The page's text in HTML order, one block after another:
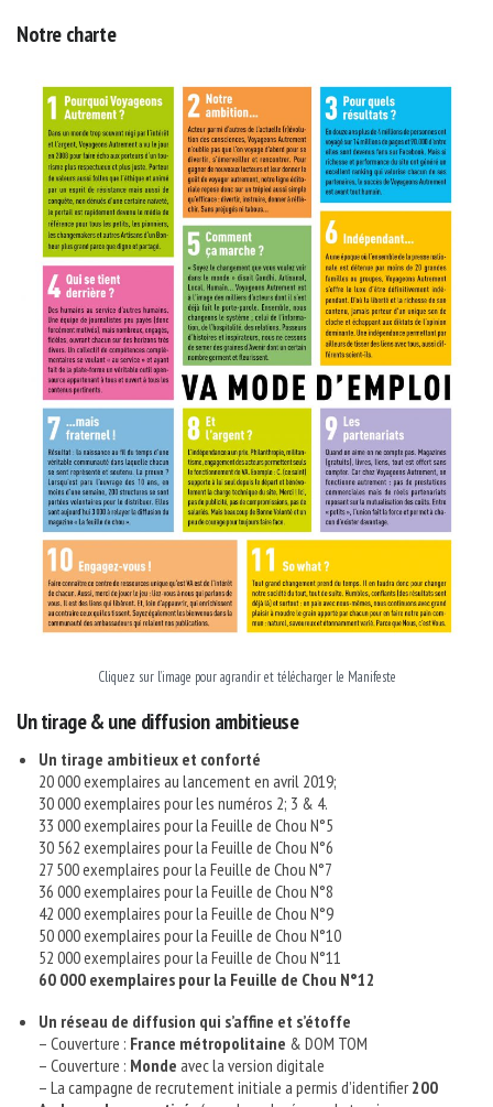
Notre charte
Cliquez sur l’image pour agrandir et télécharger le Manifeste
Un tirage & une diffusion ambitieuse
Un tirage ambitieux et conforté
20 000 exemplaires au lancement en avril 2019;
30 000 exemplaires pour les numéros 2; 3 & 4.
33 000 exemplaires pour la Feuille de Chou N°5
30 562 exemplaires pour la Feuille de Chou N°6
27 500 exemplaires pour la Feuille de Chou N°7
36 000 exemplaires pour la Feuille de Chou N°8
42 000 exemplaires pour la Feuille de Chou N°9
50 000 exemplaires pour la Feuille de Chou N°10
52 000 exemplaires pour la Feuille de Chou N°11
60 000 exemplaires pour la Feuille de Chou N°12
Un réseau de diffusion qui s’affine et s’étoffe
– Couverture : France métropolitaine & DOM TOM
– Couverture : Monde avec la version digitale
– La campagne de recrutement initiale a permis d’identifier 200